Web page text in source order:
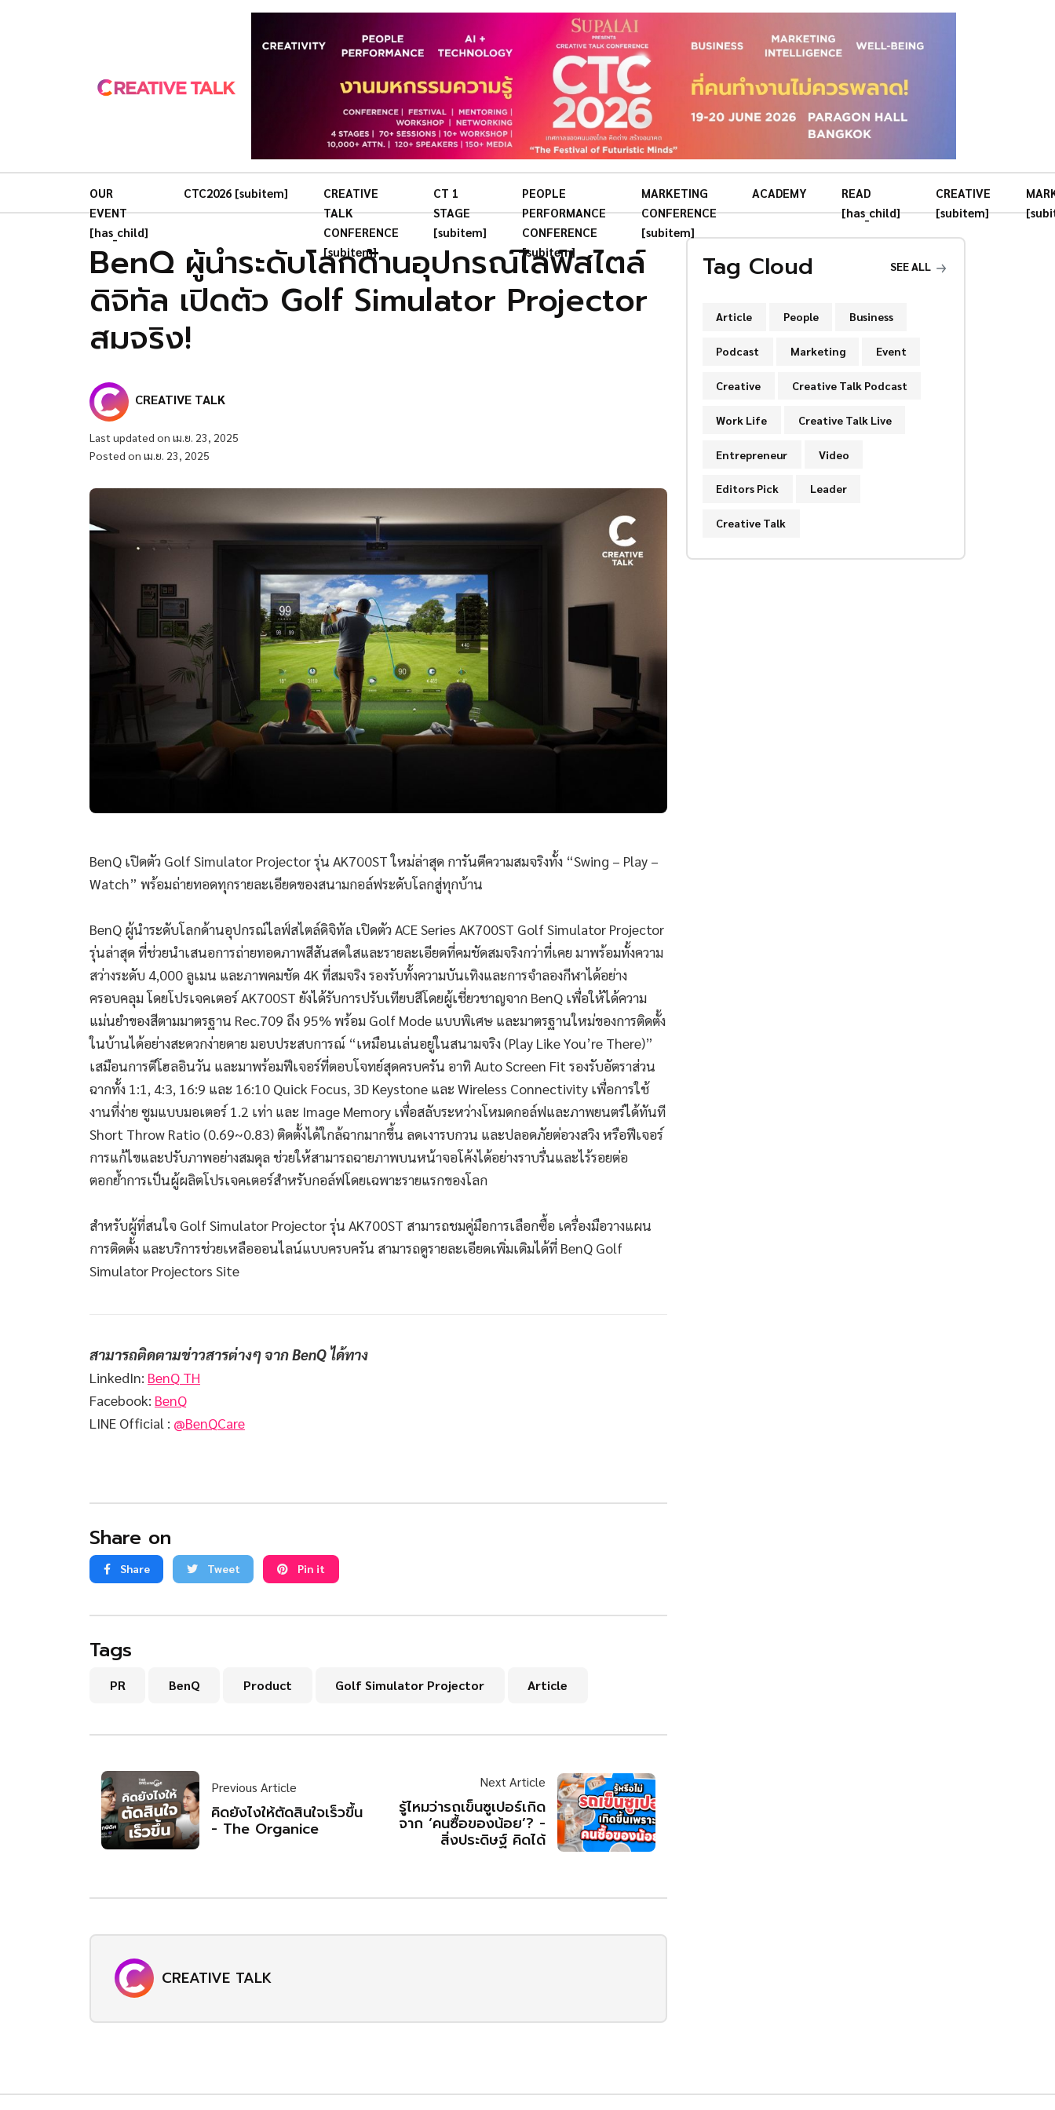
OUR
EVENT
[has_child]
CTC2026 [subitem]
CREATIVE
TALK
CONFERENCE
[subitem]
CT 1
STAGE
[subitem]
PEOPLE
PERFORMANCE
CONFERENCE
[subitem]
MARKETING
CONFERENCE
[subitem]
ACADEMY
READ
[has_child]
CREATIVE
[subitem]
BenQ ผู้นำระดับโลกด้านอุปกรณ์ไลฟ์สไตล์
ดิจิทัล เปิดตัว Golf Simulator Projector
สมจริง!
CREATIVE TALK
Last updated on เม.ย. 23, 2025
Posted on เม.ย. 23, 2025
BenQ เปิดตัว Golf Simulator Projector รุ่น AK700ST ใหม่ล่าสุด การันตีความสมจริงทั้ง “Swing – Play –
Watch” พร้อมถ่ายทอดทุกรายละเอียดของสนามกอล์ฟระดับโลกสู่ทุกบ้าน
BenQ ผู้นำระดับโลกด้านอุปกรณ์ไลฟ์สไตล์ดิจิทัล เปิดตัว ACE Series AK700ST Golf Simulator Projector
รุ่นล่าสุด ที่ช่วยนำเสนอการถ่ายทอดภาพสีสันสดใสและรายละเอียดที่คมชัดสมจริงกว่าที่เคย มาพร้อมทั้งความ
สว่างระดับ 4,000 ลูเมน และภาพคมชัด 4K ที่สมจริง รองรับทั้งความบันเทิงและการจำลองกีฬาได้อย่าง
ครอบคลุม โดยโปรเจคเตอร์ AK700ST ยังได้รับการปรับเทียบสีโดยผู้เชี่ยวชาญจาก BenQ เพื่อให้ได้ความ
แม่นยำของสีตามมาตรฐาน Rec.709 ถึง 95% พร้อม Golf Mode แบบพิเศษ และมาตรฐานใหม่ของการติดตั้ง
ในบ้านได้อย่างสะดวกง่ายดาย มอบประสบการณ์ “เหมือนเล่นอยู่ในสนามจริง (Play Like You’re There)”
เสมือนการตีโฮลอินวัน และมาพร้อมฟีเจอร์ที่ตอบโจทย์สุดครบครัน อาทิ Auto Screen Fit รองรับอัตราส่วน
ฉากทั้ง 1:1, 4:3, 16:9 และ 16:10 Quick Focus, 3D Keystone และ Wireless Connectivity เพื่อการใช้
งานที่ง่าย ซูมแบบมอเตอร์ 1.2 เท่า และ Image Memory เพื่อสลับระหว่างโหมดกอล์ฟและภาพยนตร์ได้ทันที
Short Throw Ratio (0.69~0.83) ติดตั้งได้ใกล้ฉากมากขึ้น ลดเงารบกวน และปลอดภัยต่อวงสวิง หรือฟีเจอร์
การแก้ไขและปรับภาพอย่างสมดุล ช่วยให้สามารถฉายภาพบนหน้าจอโค้งได้อย่างราบรื่นและไร้รอยต่อ
ตอกย้ำการเป็นผู้ผลิตโปรเจคเตอร์สำหรับกอล์ฟโดยเฉพาะรายแรกของโลก
สำหรับผู้ที่สนใจ Golf Simulator Projector รุ่น AK700ST สามารถชมคู่มือการเลือกซื้อ เครื่องมือวางแผน
การติดตั้ง และบริการช่วยเหลือออนไลน์แบบครบครัน สามารถดูรายละเอียดเพิ่มเติมได้ที่ BenQ Golf
Simulator Projectors Site
สามารถติดตามข่าวสารต่างๆ จาก BenQ ได้ทาง
LinkedIn: BenQ TH
Facebook: BenQ
LINE Official : @BenQCare
Share on
Share Tweet Pin it
Tags
PR BenQ Product Golf Simulator Projector Article
Previous Article
คิดยังไงให้ตัดสินใจเร็วขึ้น
- The Organice
Next Article
รู้ไหมว่ารถเข็นซูเปอร์เกิด
จาก ‘คนซื้อของน้อย’? -
สิ่งประดิษฐ์ คิดได้
CREATIVE TALK
Tag Cloud SEE ALL
Article People Business
Podcast Marketing Event
Creative Creative Talk Podcast
Work Life Creative Talk Live
Entrepreneur Video
Editors Pick Leader
Creative Talk